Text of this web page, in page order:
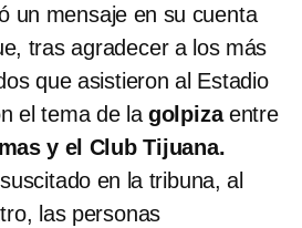
un mensaje en su cuenta
tras agradecer a los más
que asistieron al Estadio
el tema de la golpizaentre
y el Club Tijuana.
en la tribuna, al
las personas